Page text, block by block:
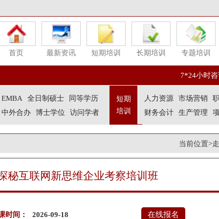
首页 最新资讯 短期培训 长期培训 专题培训
7*24小时
EMBA 全日制硕士
同等学历
中外合办
博士学位 访问学者
短期
培训
人力资源 市场营销
财务会计
生产管理
当前位置>
秘互联网新思维企业考察培训班
时间： 2026-09-18 在线报名